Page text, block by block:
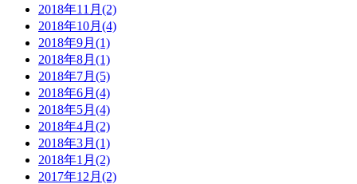
2018年11月(2)
2018年10月(4)
2018年9月(1)
2018年8月(1)
2018年7月(5)
2018年6月(4)
2018年5月(4)
2018年4月(2)
2018年3月(1)
2018年1月(2)
2017年12月(2)